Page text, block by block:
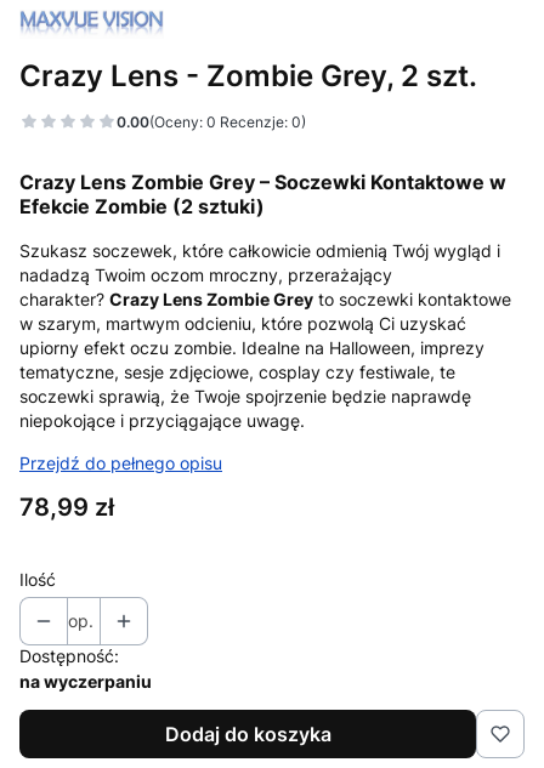
Crazy Lens - Zombie Grey, 2 szt.
0.00(Oceny: 0 Recenzje: 0)
Crazy Lens Zombie Grey – Soczewki Kontaktowe w
Efekcie Zombie (2 sztuki)
Szukasz soczewek, które całkowicie odmienią Twój wygląd i
nadadzą Twoim oczom mroczny, przerażający
charakter? Crazy Lens Zombie Grey to soczewki kontaktowe
w szarym, martwym odcieniu, które pozwolą Ci uzyskać
upiorny efekt oczu zombie. Idealne na Halloween, imprezy
tematyczne, sesje zdjęciowe, cosplay czy festiwale, te
soczewki sprawią, że Twoje spojrzenie będzie naprawdę
niepokojące i przyciągające uwagę.
Przejdź do pełnego opisu
Cena
78,99 zł
Ilość
op.
Dostępność:
na wyczerpaniu
Dodaj do koszyka